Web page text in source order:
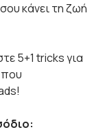
κάνει τη ζωή
5+1 tricks για
που